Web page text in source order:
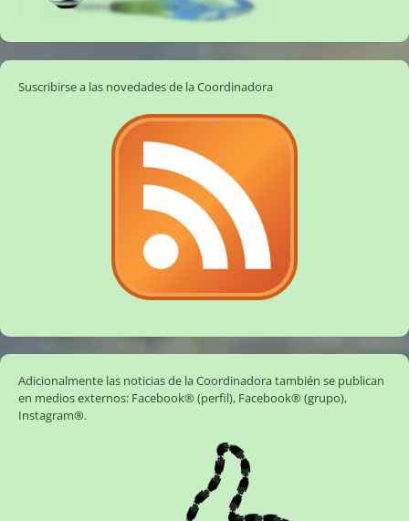
Suscribirse a las novedades de la Coordinadora
Adicionalmente las noticias de la Coordinadora también se publican
en medios externos: Facebook® (perfil), Facebook® (grupo),
Instagram®.